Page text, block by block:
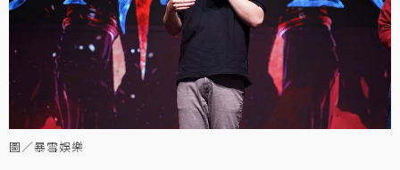
圖／暴雪娛樂